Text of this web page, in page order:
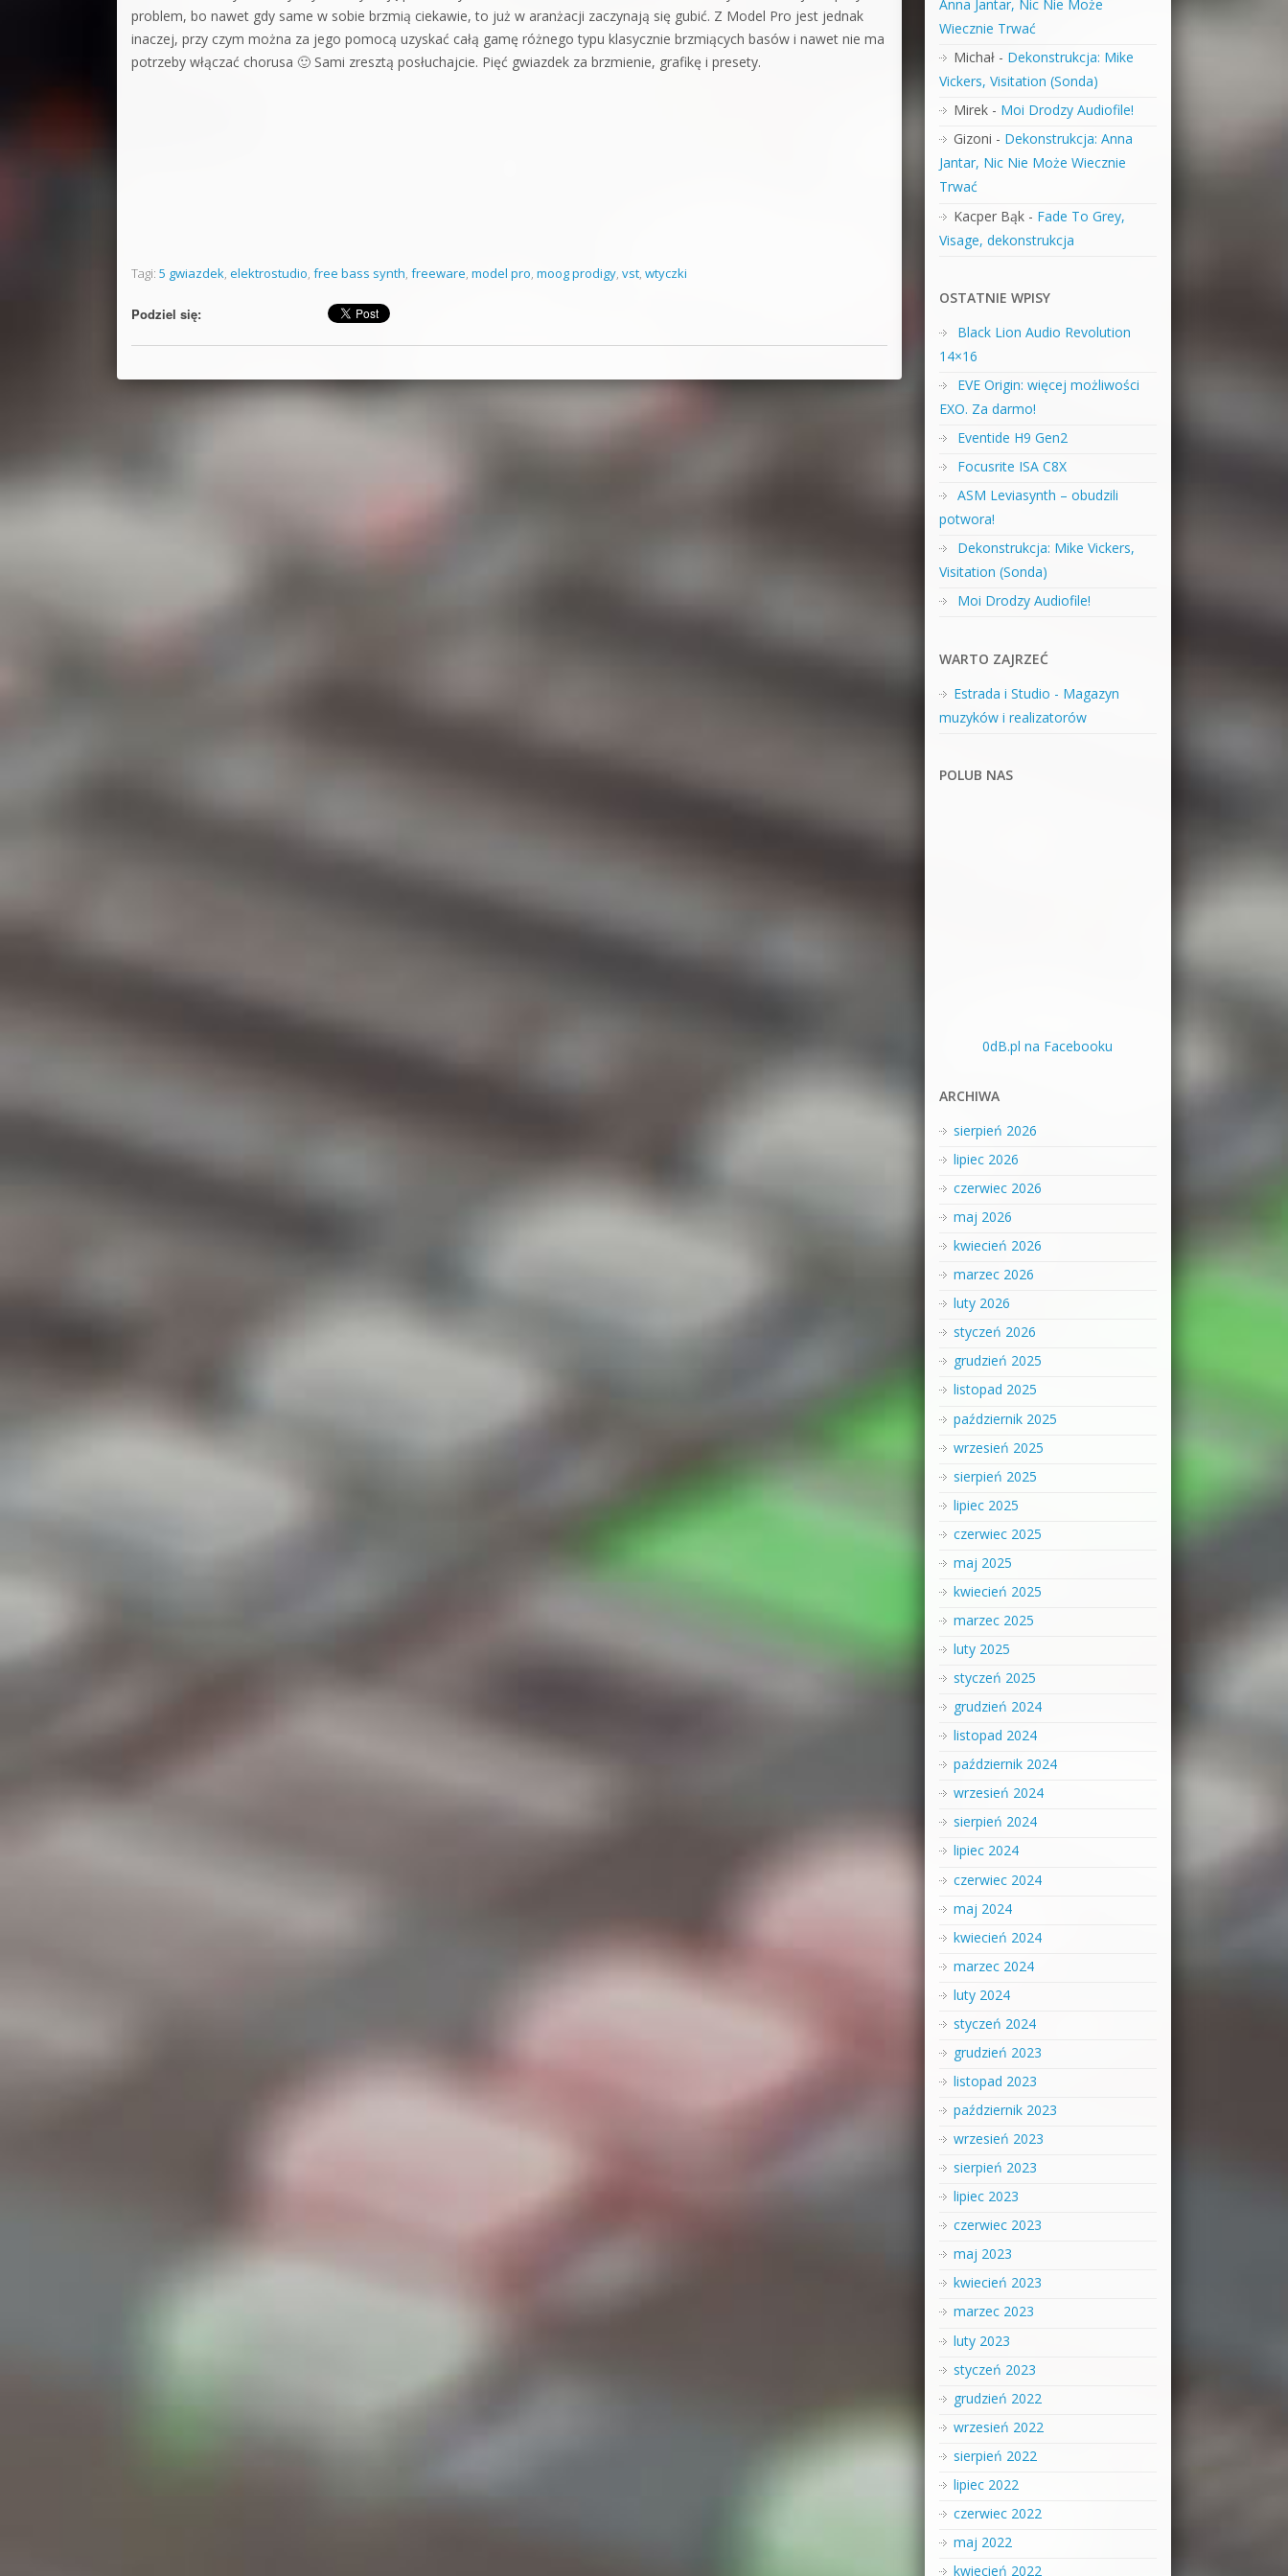
problem, bo nawet gdy same w sobie brzmią ciekawie, to już w aranżacji zaczynają się gubić. Z Model Pro jest jednak
inaczej, przy czym można za jego pomocą uzyskać całą gamę różnego typu klasycznie brzmiących basów i nawet nie ma
potrzeby włączać chorusa 🙂 Sami zresztą posłuchajcie. Pięć gwiazdek za brzmienie, grafikę i presety.
Tagi: 5 gwiazdek, elektrostudio, free bass synth, freeware, model pro, moog prodigy, vst, wtyczki
Podziel się:
Anna Jantar, Nic Nie Może
Wiecznie Trwać
Michał- Dekonstrukcja: Mike
Vickers, Visitation (Sonda)
Mirek- Moi Drodzy Audiofile!
Gizoni - Dekonstrukcja: Anna
Jantar, Nic Nie Może Wiecznie
Trwać
Kacper Bąk- Fade To Grey,
Visage, dekonstrukcja
OSTATNIE WPISY
Black Lion Audio Revolution
14×16
EVE Origin: więcej możliwości
EXO. Za darmo!
Eventide H9 Gen2
Focusrite ISA C8X
ASM Leviasynth – obudzili
potwora!
Dekonstrukcja: Mike Vickers,
Visitation (Sonda)
Moi Drodzy Audiofile!
WARTO ZAJRZEĆ
Estrada i Studio - Magazyn
muzyków i realizatorów
POLUB NAS
0dB.pl na Facebooku
ARCHIWA
sierpień 2026
lipiec 2026
czerwiec 2026
maj 2026
kwiecień 2026
marzec 2026
luty 2026
styczeń 2026
grudzień 2025
listopad 2025
październik 2025
wrzesień 2025
sierpień 2025
lipiec 2025
czerwiec 2025
maj 2025
kwiecień 2025
marzec 2025
luty 2025
styczeń 2025
grudzień 2024
listopad 2024
październik 2024
wrzesień 2024
sierpień 2024
lipiec 2024
czerwiec 2024
maj 2024
kwiecień 2024
marzec 2024
luty 2024
styczeń 2024
grudzień 2023
listopad 2023
październik 2023
wrzesień 2023
sierpień 2023
lipiec 2023
czerwiec 2023
maj 2023
kwiecień 2023
marzec 2023
luty 2023
styczeń 2023
grudzień 2022
wrzesień 2022
sierpień 2022
lipiec 2022
czerwiec 2022
maj 2022
kwiecień 2022